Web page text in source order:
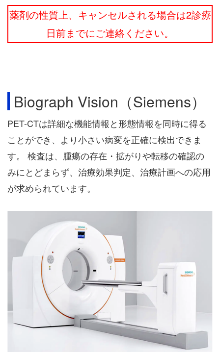
薬剤の性質上、キャンセルされる場合は2診療
日前までにご連絡ください。
Biograph Vision（Siemens）
PET-CTは詳細な機能情報と形態情報を同時に得る
ことができ、より小さい病変を正確に検出できま
す。 検査は、腫瘍の存在・拡がりや転移の確認の
みにとどまらず、治療効果判定、治療計画への応用
が求められています。